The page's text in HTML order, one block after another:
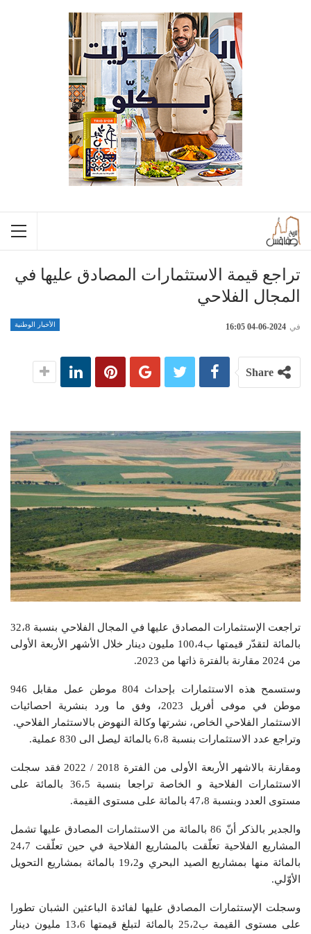
تراجع قيمة الاستثمارات المصادق عليها في
المجال الفلاحي
الأخبار الوطنية في 2024-06-04 16:05
Share
تراجعت الإستثمارات المصادق عليها في المجال الفلاحي بنسبة 32،8
بالمائة لتقدّر قيمتها ب100،4 مليون دينار خلال الأشهر الأربعة الأولى
من 2024 مقارنة بالفترة ذاتها من 2023.
وستسمح هذه الاستثمارات بإحداث 804 موطن عمل مقابل 946
موطن في موفى أفريل 2023، وفق ما ورد بنشرية احصائيات
الاستثمار الفلاحي الخاص، نشرتها وكالة النهوض بالاستثمار الفلاحي.
وتراجع عدد الاستثمارات بنسبة 6،8 بالمائة ليصل الى 830 عملية.
ومقارنة بالاشهر الأربعة الأولى من الفترة 2018 / 2022 فقد سجلت
الاستثمارات الفلاحية و الخاصة تراجعا بنسبة 36،5 بالمائة على
مستوى العدد وبنسبة 47،8 بالمائة على مستوى القيمة.
والجدير بالذكر أنّ 86 بالمائة من الاستثمارات المصادق عليها تشمل
المشاريع الفلاحية تعلّقت بالمشاريع الفلاحية في حين تعلّقت 24،7
بالمائة منها بمشاريع الصيد البحري و19،2 بالمائة بمشاريع التحويل
الأوّلي.
وسجلت الإستثمارات المصادق عليها لفائدة الباعثين الشبان تطورا
على مستوى القيمة ب25،2 بالمائة لتبلغ قيمتها 13،6 مليون دينار